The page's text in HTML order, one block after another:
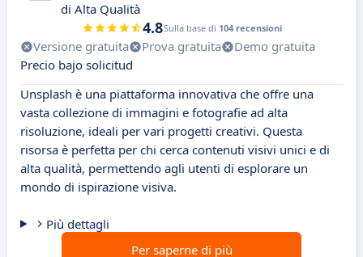
di Alta Qualità
4.8Sulla base di 104 recensioni
Versione gratuita Prova gratuita
Demo gratuita
Precio bajo solicitud
Unsplash è una piattaforma innovativa che offre una
vasta collezione di immagini e fotografie ad alta
risoluzione, ideali per vari progetti creativi. Questa
risorsa è perfetta per chi cerca contenuti visivi unici e di
alta qualità, permettendo agli utenti di esplorare un
mondo di ispirazione visiva.
Più dettagli
Per saperne di più